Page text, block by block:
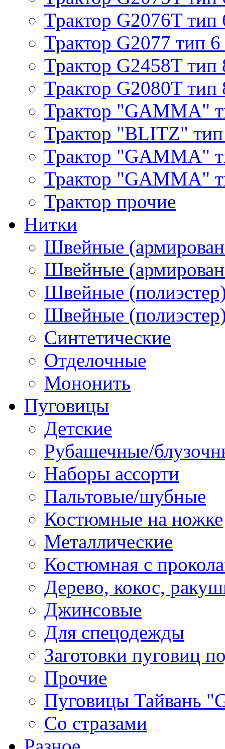
Трактор G2076T тип
Трактор G2077 тип 6
Трактор G2458T тип
Трактор G2080T тип
Трактор "GAMMA"
Трактор "BLITZ"
Трактор "GAMMA"
Трактор "GAMMA"
Трактор прочие
Нитки
Швейные
Швейные
Швейные
Швейные
Синтетические
Отделочные
Мононить
Пуговицы
Детские
Рубашечные/
Наборы ассорти
Пальтовые/шубные
Костюмные на ножке
Металлические
Костюмная с
Дерево, кокос,
Джинсовые
Для спецодежды
Заготовки пуговиц
Прочие
Пуговицы Тайвань
Со стразами